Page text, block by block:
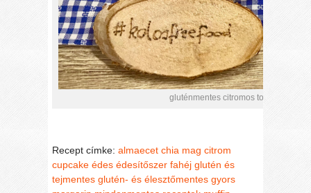
gluténmentes citromos tojás- és
Recept címke:almaecet chia mag citrom
cupcake édes édesítőszer fahéj glutén és
tejmentes glutén- és élesztőmentes gyors